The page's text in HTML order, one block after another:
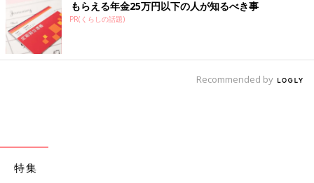
ットする情報は見つけにくい
長く続く少子化の現代、身近に小さな子どもがいないまま親にな
が多くなり、まわりに頼りになる相談相手もいないことがほとん
ほしい方向性、の情報ばかり拾ってしまいがちなようです。
それはポジティブで元気が出る方向だけでなく、ネガティブな方
向にも傾きます。ネットや書物、テレビなどの情報はマスに向け
もらえる年金25万円以下の人が知るべき事
PR(くらしの話題)
Recommended by
特集